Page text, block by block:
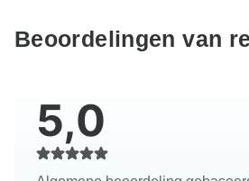
Beoordelingen van
5,0